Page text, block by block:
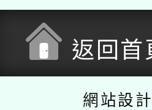
返回首
網站設